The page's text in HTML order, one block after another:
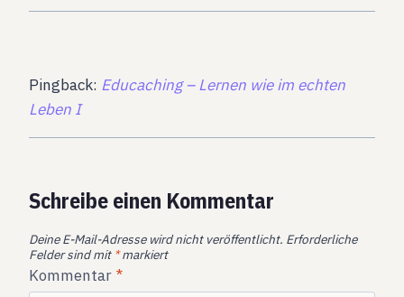
Pingback: Educaching – Lernen wie im echten
Leben I
Schreibe einen Kommentar
Deine E-Mail-Adresse wird nicht veröffentlicht. Erforderliche
Felder sind mit *markiert
Kommentar *